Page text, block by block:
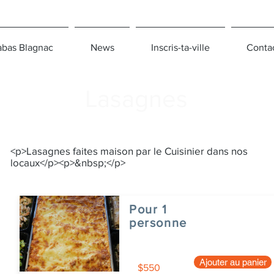
Blagnac News Inscris-ta-ville
<p>Lasagnes faites maison par le Cuisinier dans nos
locaux</p><p>&nbsp;</p>
Pour 1
personne
$550
Ajouter au panier